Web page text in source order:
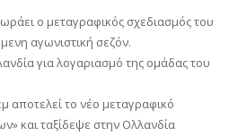
ο μεταγραφικός σχεδιασμός του
αγωνιστική σεζόν.
για λογαριασμό της ομάδας του
αποτελεί το νέο μεταγραφικό
και ταξίδεψε στην Ολλανδία